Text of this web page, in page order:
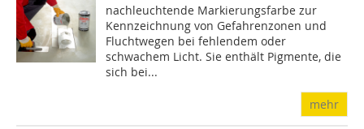
nachleuchtende Markierungsfarbe zur
Kennzeichnung von Gefahrenzonen und
Fluchtwegen bei fehlendem oder
schwachem Licht. Sie enthält Pigmente, die
sich bei...
mehr